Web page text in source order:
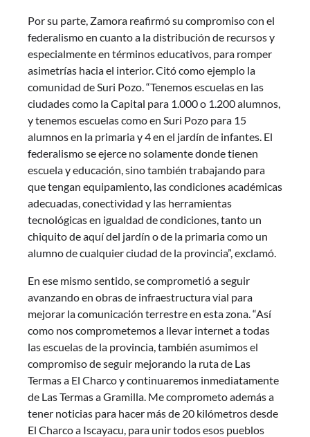
Por su parte, Zamora reafirmó su compromiso con el
federalismo en cuanto a la distribución de recursos y
especialmente en términos educativos, para romper
asimetrías hacia el interior. Citó como ejemplo la
comunidad de Suri Pozo. “Tenemos escuelas en las
ciudades como la Capital para 1.000 o 1.200 alumnos,
y tenemos escuelas como en Suri Pozo para 15
alumnos en la primaria y 4 en el jardín de infantes. El
federalismo se ejerce no solamente donde tienen
escuela y educación, sino también trabajando para
que tengan equipamiento, las condiciones académicas
adecuadas, conectividad y las herramientas
tecnológicas en igualdad de condiciones, tanto un
chiquito de aquí del jardín o de la primaria como un
alumno de cualquier ciudad de la provincia”, exclamó.
En ese mismo sentido, se comprometió a seguir
avanzando en obras de infraestructura vial para
mejorar la comunicación terrestre en esta zona. “Así
como nos comprometemos a llevar internet a todas
las escuelas de la provincia, también asumimos el
compromiso de seguir mejorando la ruta de Las
Termas a El Charco y continuaremos inmediatamente
de Las Termas a Gramilla. Me comprometo además a
tener noticias para hacer más de 20 kilómetros desde
El Charco a Iscayacu, para unir todos esos pueblos